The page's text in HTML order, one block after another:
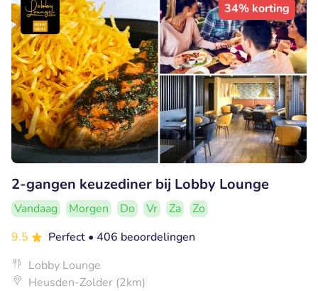
34% korting
2-gangen keuzediner bij Lobby Lounge
Vandaag Morgen Do Vr Za
Zo
9.5
Perfect • 406 beoordelingen
Lobby Lounge
Heusden-Zolder (2km)